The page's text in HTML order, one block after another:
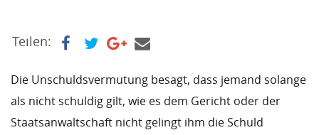
Teilen:
Die Unschuldsvermutung besagt, dass jemand solange
als nicht schuldig gilt, wie es dem Gericht oder der
Staatsanwaltschaft nicht gelingt ihm die Schuld